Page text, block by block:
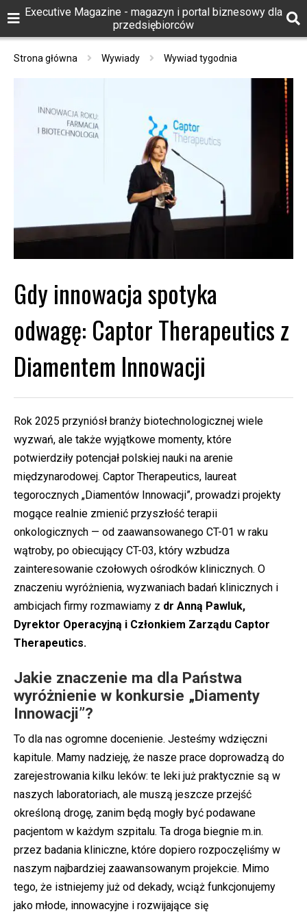
Executive Magazine - magazyn i portal biznesowy dla
przedsiębiorców
Strona główna Wywiady Wywiad tygodnia
Gdy innowacja spotyka
odwagę: Captor Therapeutics z
Diamentem Innowacji
Rok 2025 przyniósł branży biotechnologicznej wiele
wyzwań, ale także wyjątkowe momenty, które
potwierdziły potencjał polskiej nauki na arenie
międzynarodowej. Captor Therapeutics, laureat
tegorocznych „Diamentów Innowacji”, prowadzi projekty
mogące realnie zmienić przyszłość terapii
onkologicznych — od zaawansowanego CT-01 w raku
wątroby, po obiecujący CT-03, który wzbudza
zainteresowanie czołowych ośrodków klinicznych. O
znaczeniu wyróżnienia, wyzwaniach badań klinicznych i
ambicjach firmy rozmawiamy z dr Anną Pawluk,
Dyrektor Operacyjną i Członkiem Zarządu Captor
Therapeutics.
Jakie znaczenie ma dla Państwa
wyróżnienie w konkursie „Diamenty
Innowacji”?
To dla nas ogromne docenienie. Jesteśmy wdzięczni
kapitule. Mamy nadzieję, że nasze prace doprowadzą do
zarejestrowania kilku leków: te leki już praktycznie są w
naszych laboratoriach, ale muszą jeszcze przejść
określoną drogę, zanim będą mogły być podawane
pacjentom w każdym szpitalu. Ta droga biegnie m.in.
przez badania kliniczne, które dopiero rozpoczęliśmy w
naszym najbardziej zaawansowanym projekcie. Mimo
tego, że istniejemy już od dekady, wciąż funkcjonujemy
jako młode, innowacyjne i rozwijające się